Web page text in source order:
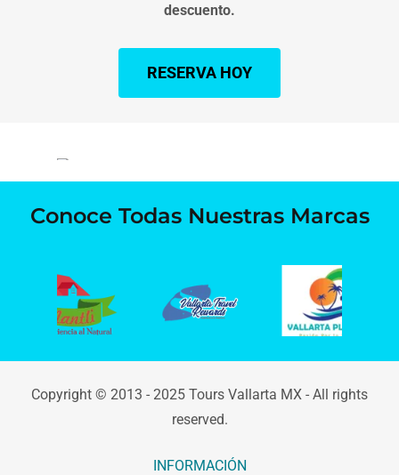
descuento.
RESERVA HOY
Conoce Todas Nuestras Marcas
Copyright © 2013 - 2025 Tours Vallarta MX - All rights
reserved.
INFORMACIÓN